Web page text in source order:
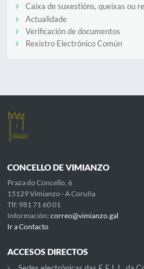
Caixa de suxestións, queixas ou
Actualidade
Verificación de documentos
Rexistro Electrónico Común
CONCELLO DE VIMIANZO
Praza do Concello, 6
15129 Vimianzo - A Coruña
Tlf: 981 71 60 01
Información: correo@vimianzo.gal
Ir a Contacto
ACCESOS DIRECTOS